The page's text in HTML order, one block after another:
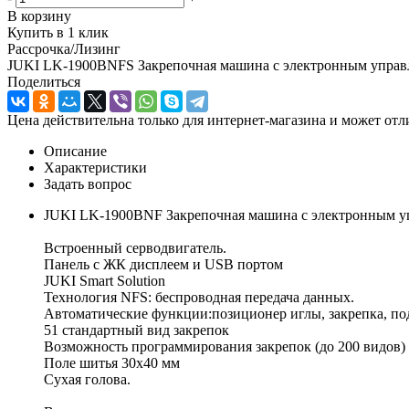
В корзину
Купить в 1 клик
Рассрочка/Лизинг
JUKI LK-1900BNFS Закрепочная машина с электронным
Поделиться
Цена действительна только для интернет-магазина и может
Описание
Характеристики
Задать вопрос
JUKI LK-1900BNF Закрепочная машина с электронным
Встроенный серводвигатель.
Панель с ЖК дисплеем и USB портом
JUKI Smart Solution
Технология NFS: беспроводная передача данных.
Автоматические функции:позиционер иглы, закрепка,
51 стандартный вид закрепок
Возможность программирования закрепок (до 200 видов)
Поле шитья 30х40 мм
Сухая голова.